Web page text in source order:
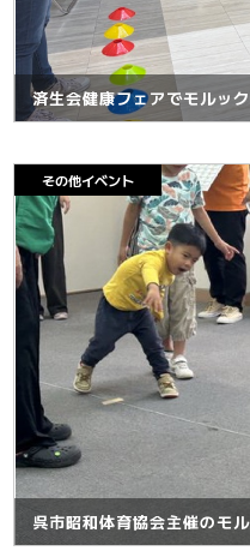
済生会健康フェアでモルッ
その他イベント
呉市昭和体育協会主催のモ